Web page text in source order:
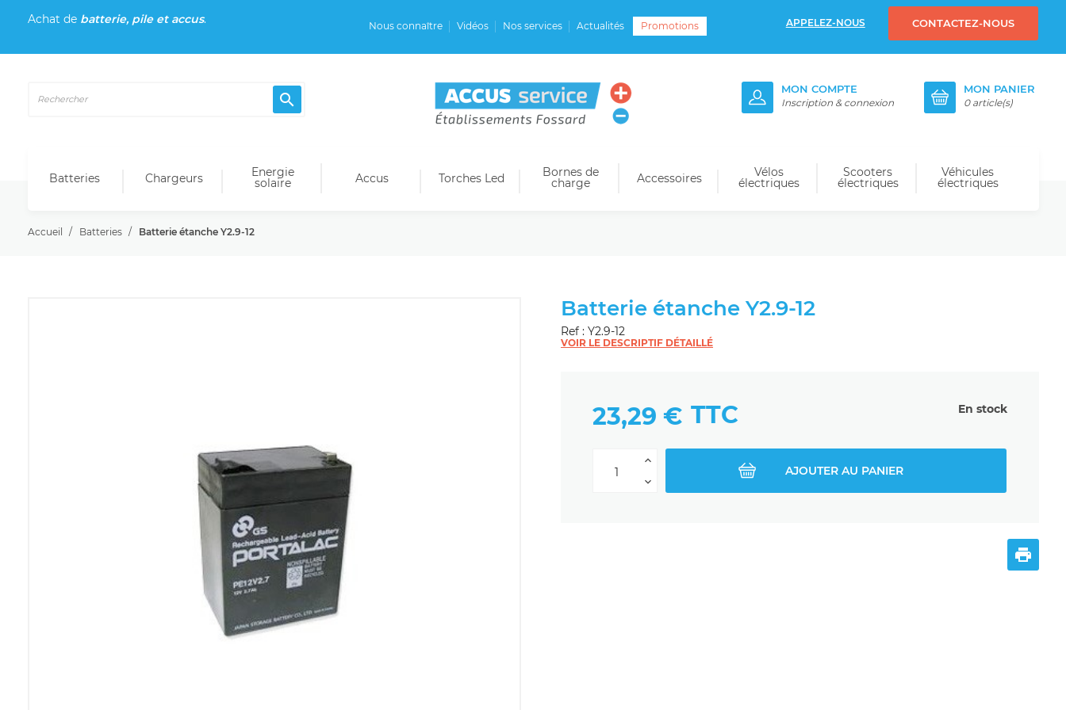
Achat de batterie, pile et accus. Nous connaître Vidéos Nos services Actualités Promotions APPELEZ-NOUS CONTACTEZ-NOUS
MON COMPTE
Inscription & connexion
MON PANIER
0 article(s)

Batteries Chargeurs Energie
solaire Accus Torches Led Bornes de
charge Accessoires Vélos
électriques
Scooters
électriques
Véhicules
électriques
Accueil Batteries Batterie étanche Y2.9-12
Batterie étanche Y2.9-12
Ref : Y2.9-12
VOIR LE DESCRIPTIF DÉTAILLÉ
En stock
23,29 € TTC
AJOUTER AU PANIER
